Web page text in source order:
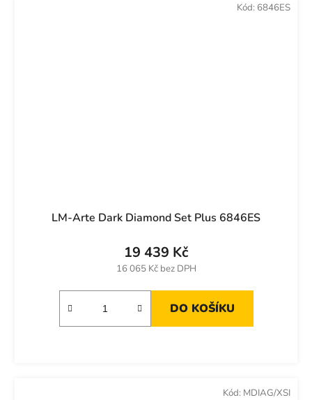
LM-Arte Dark Diamond Set Plus 6846ES
16 065 Kč bez DPH
19 439 Kč
DO KOŠÍKU
Kód: 6846ES
Kód: MDIAG/XSI